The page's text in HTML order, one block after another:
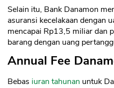
Selain itu, Bank Danamon
asuransi kecelakaan dengan
mencapai Rp13,5 miliar dan
barang dengan uang
Annual Fee
Bebas iuran tahunan untuk